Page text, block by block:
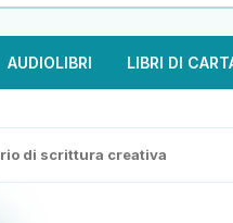
AUDIOLIBRI LIBRI DI
di scrittura creativa